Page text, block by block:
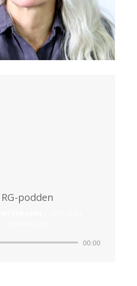
RG-podden
Ljudspelare
00:00